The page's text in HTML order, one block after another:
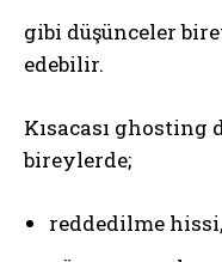
gibi düşünceler
edebilir.
Kısacası
bireylerde;
reddedilme hissi,